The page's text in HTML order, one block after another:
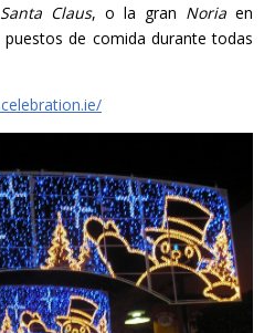
Claus, o la gran Noria en
de comida durante todas